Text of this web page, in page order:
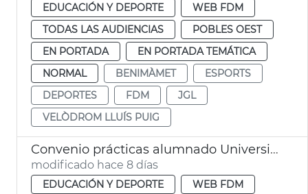
EDUCACIÓN Y DEPORTE
WEB FDM
TODAS LAS AUDIENCIAS
POBLES OEST
EN PORTADA
EN PORTADA TEMÁTICA
NORMAL
BENIMÀMET
ESPORTS
DEPORTES
FDM
JGL
VELÒDROM LLUÍS PUIG
Convenio prácticas alumnado Universidad Católica FDM València
modificado hace 8 días
EDUCACIÓN Y DEPORTE WEB FDM